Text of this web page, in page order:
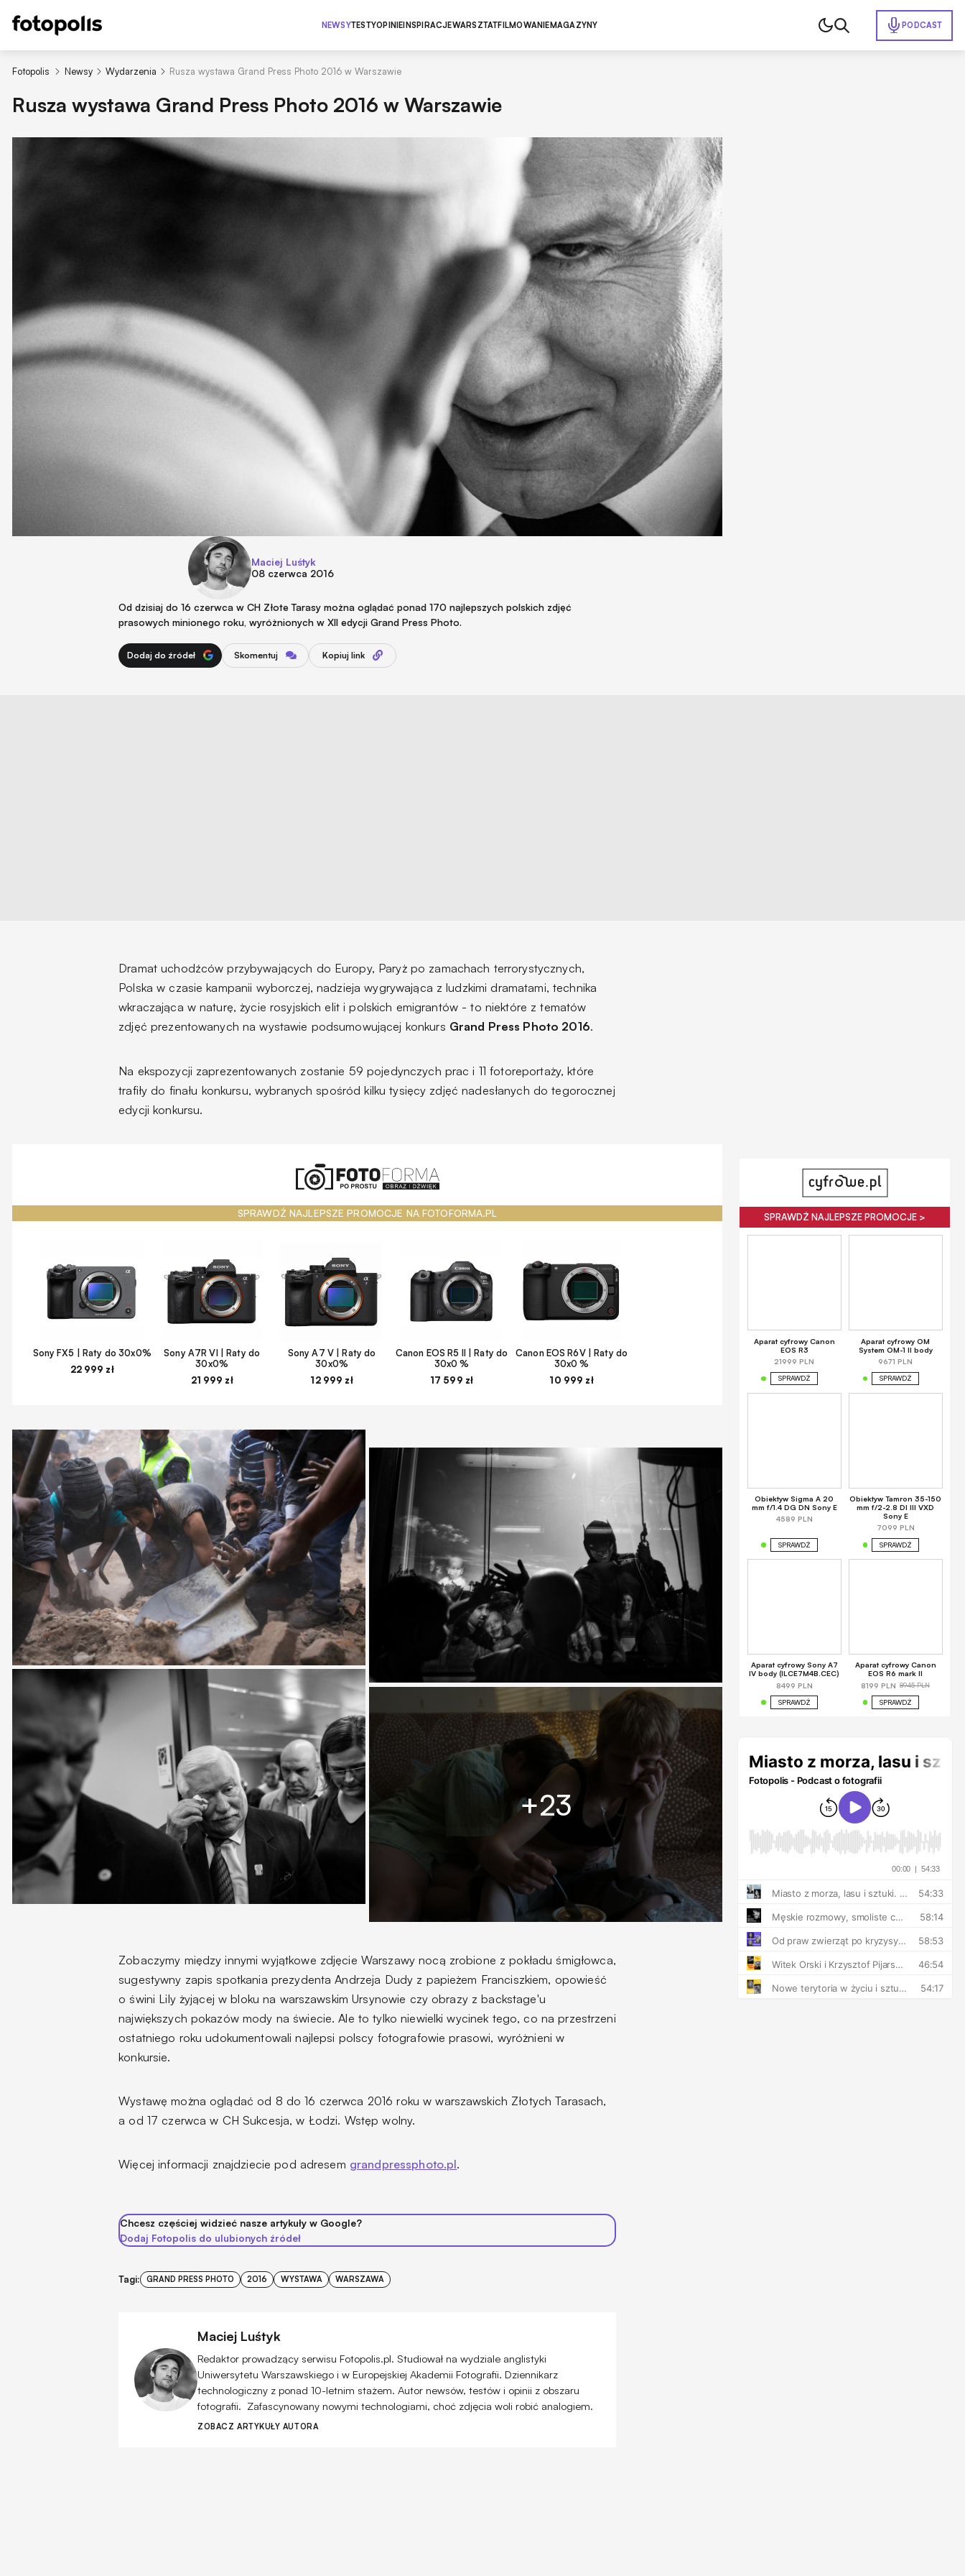
NEWSYTESTYOPINIEINSPIRACJEWARSZTATFILMOWANIEMAGAZYNY PODCAST
Fotopolis Newsy Wydarzenia Rusza wystawa Grand Press Photo 2016 w Warszawie
Rusza wystawa Grand Press Photo 2016 w Warszawie
Maciej Luśtyk
08 czerwca 2016
Od dzisiaj do 16 czerwca w CH Złote Tarasy można oglądać ponad 170 najlepszych polskich zdjęć
prasowych minionego roku, wyróżnionych w XII edycji Grand Press Photo.
Dodaj do źródeł Skomentuj Kopiuj link
Dramat uchodźców przybywających do Europy, Paryż po zamachach terrorystycznych,
Polska w czasie kampanii wyborczej, nadzieja wygrywająca z ludzkimi dramatami, technika
wkraczająca w naturę, życie rosyjskich elit i polskich emigrantów - to niektóre z tematów
zdjęć prezentowanych na wystawie podsumowującej konkurs Grand Press Photo 2016.
Na ekspozycji zaprezentowanych zostanie 59 pojedynczych prac i 11 fotoreportaży, które
trafiły do finału konkursu, wybranych spośród kilku tysięcy zdjęć nadesłanych do tegorocznej
edycji konkursu.
SPRAWDŹ NAJLEPSZE PROMOCJE NA FOTOFORMA.PL
Sony FX5 | Raty do 30x0%
22 999 zł
Sony A7R VI | Raty do
30x0%
21 999 zł
Sony A7 V | Raty do
30x0%
12 999 zł
Canon EOS R5 II | Raty do
30x0 %
17 599 zł
Canon EOS R6V | Raty do
30x0 %
10 999 zł
Zobaczymy między innymi wyjątkowe zdjęcie Warszawy nocą zrobione z pokładu śmigłowca,
sugestywny zapis spotkania prezydenta Andrzeja Dudy z papieżem Franciszkiem, opowieść
o świni Lily żyjącej w bloku na warszawskim Ursynowie czy obrazy z backstage'u
największych pokazów mody na świecie. Ale to tylko niewielki wycinek tego, co na przestrzeni
ostatniego roku udokumentowali najlepsi polscy fotografowie prasowi, wyróżnieni w
konkursie.
Wystawę można oglądać od 8 do 16 czerwca 2016 roku w warszawskich Złotych Tarasach,
a od 17 czerwca w CH Sukcesja, w Łodzi. Wstęp wolny.
Więcej informacji znajdziecie pod adresem grandpressphoto.pl.
Chcesz częściej widzieć nasze artykuły w Google?
Dodaj Fotopolis do ulubionych źródeł
Tagi: GRAND PRESS PHOTO 2016 WYSTAWA WARSZAWA
Maciej Luśtyk
Redaktor prowadzący serwisu Fotopolis.pl. Studiował na wydziale anglistyki
Uniwersytetu Warszawskiego i w Europejskiej Akademii Fotografii. Dziennikarz
technologiczny z ponad 10-letnim stażem. Autor newsów, testów i opinii z obszaru
fotografii. Zafascynowany nowymi technologiami, choć zdjęcia woli robić analogiem.
ZOBACZ ARTYKUŁY AUTORA
SPRAWDŹ NAJLEPSZE PROMOCJE >
Aparat cyfrowy Canon
EOS R3
21999 PLN
SPRAWDŹ
Aparat cyfrowy OM
System OM-1 II body
9671 PLN
SPRAWDŹ
Obiektyw Sigma A 20
mm f/1.4 DG DN Sony E
4589 PLN
SPRAWDŹ
Obiektyw Tamron 35-150
mm f/2-2.8 DI III VXD
Sony E
7099 PLN
SPRAWDŹ
Aparat cyfrowy Sony A7
IV body (ILCE7M4B.CEC)
8499 PLN
SPRAWDŹ
Aparat cyfrowy Canon
EOS R6 mark II
8199 PLN 8945 PLN
SPRAWDŹ